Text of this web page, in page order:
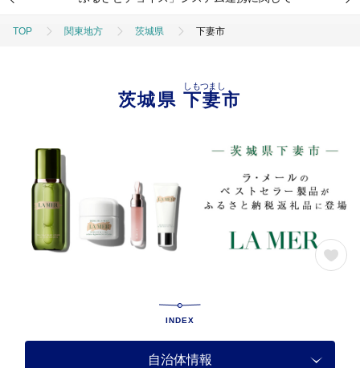
TOP 関東地方 茨城県 下妻市
茨城県下妻市
しもつまし
INDEX
自治体情報